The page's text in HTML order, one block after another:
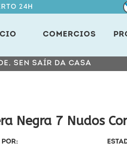
24H
COMERCIOS
SEN SAÍR DA CASA
Negra 7 Nudos